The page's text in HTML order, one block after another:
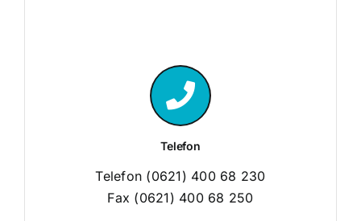
Telefon
Telefon (0621) 400 68 230
Fax (0621) 400 68 250